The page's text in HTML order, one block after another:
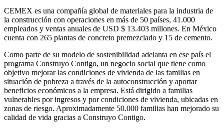
CEMEX es una compañía global de materiales para la industria de
la construcción con operaciones en más de 50 países, 41.000
empleados y ventas anuales de USD $ 13.403 millones. En México
cuenta con 265 plantas de concreto premezclado y 15 de cemento.
Como parte de su modelo de sostenibilidad adelanta en ese país el
programa Construyo Contigo, un negocio social que tiene como
objetivo mejorar las condiciones de vivienda de las familias en
situación de pobreza a través de la autoconstrucción y aportar
beneficios económicos a la empresa. Está dirigido a familias
vulnerables por ingresos y por condiciones de vivienda, ubicadas en
zonas de riesgo. Aproximadamente 50.000 familias han mejorado su
calidad de vida gracias a Construyo Contigo.